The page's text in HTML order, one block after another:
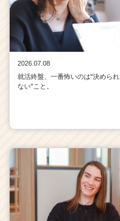
2026.07.08
就活終盤、一番怖いのは"決められ
ない"こと。